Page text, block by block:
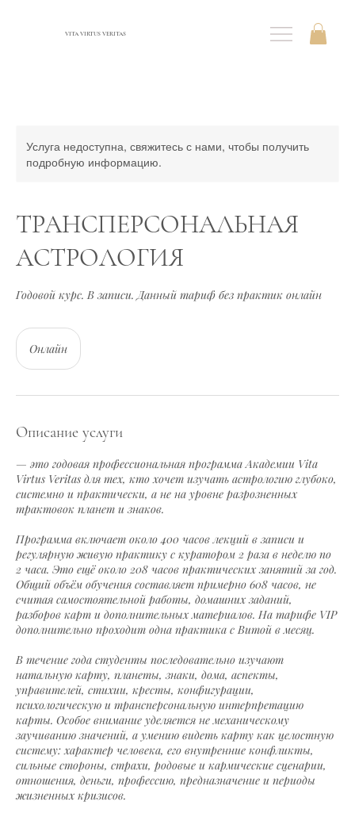
VITA VIRTUS VERITAS
Услуга недоступна, свяжитесь с нами, чтобы получить
подробную информацию.
ТРАНСПЕРСОНАЛЬНАЯ
АСТРОЛОГИЯ
Годовой курс. В записи. Данный тариф без практик онлайн
Онлайн
Описание услуги
— это годовая профессиональная программа Академии Vita
Virtus Veritas для тех, кто хочет изучать астрологию глубоко,
системно и практически, а не на уровне разрозненных
трактовок планет и знаков.
Программа включает около 400 часов лекций в записи и
регулярную живую практику с куратором 2 раза в неделю по
2 часа. Это ещё около 208 часов практических занятий за год.
Общий объём обучения составляет примерно 608 часов, не
считая самостоятельной работы, домашних заданий,
разборов карт и дополнительных материалов. На тарифе VIP
дополнительно проходит одна практика с Витой в месяц.
В течение года студенты последовательно изучают
натальную карту, планеты, знаки, дома, аспекты,
управителей, стихии, кресты, конфигурации,
психологическую и трансперсональную интерпретацию
карты. Особое внимание уделяется не механическому
заучиванию значений, а умению видеть карту как целостную
систему: характер человека, его внутренние конфликты,
сильные стороны, страхи, родовые и кармические сценарии,
отношения, деньги, профессию, предназначение и периоды
жизненных кризисов.